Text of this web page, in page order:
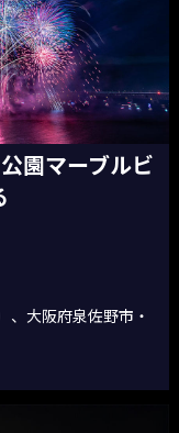
園マーブルビ
、大阪府泉佐野市・